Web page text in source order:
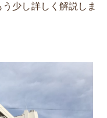
少し詳しく解説しま